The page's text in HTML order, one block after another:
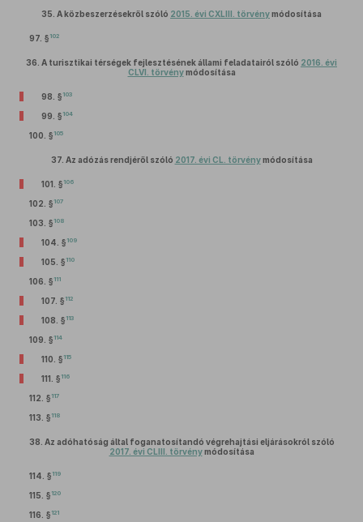
35. A közbeszerzésekről szóló 2015. évi CXLIII. törvénymódosítása
97. § 102
36. A turisztikai térségek fejlesztésének állami feladatairól szóló 2016. évi
CLVI. törvénymódosítása
98. § 103
99. § 104
100. § 105
37. Az adózás rendjéről szóló 2017. évi CL. törvénymódosítása
101. § 106
102. § 107
103. § 108
104. § 109
105. § 110
106. § 111
107. § 112
108. § 113
109. § 114
110. § 115
111. § 116
112. § 117
113. § 118
38. Az adóhatóság által foganatosítandó végrehajtási eljárásokról szóló
2017. évi CLIII. törvénymódosítása
114. § 119
115. § 120
116. § 121